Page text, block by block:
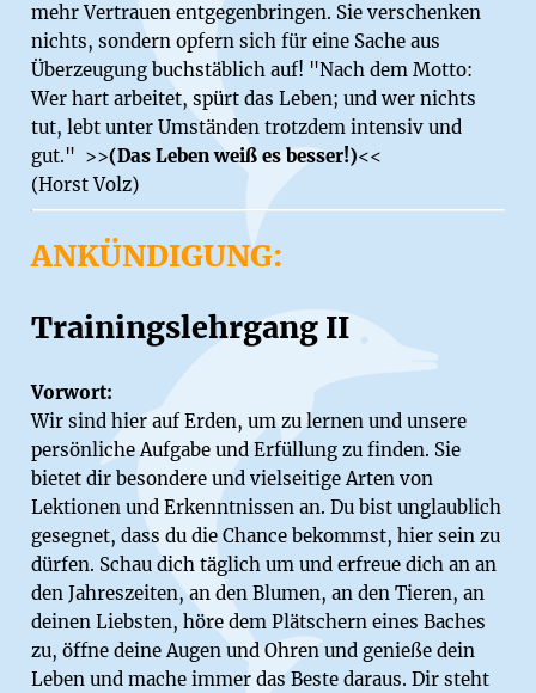
mehr Vertrauen entgegenbringen. Sie verschenken
nichts, sondern opfern sich für eine Sache aus
Überzeugung buchstäblich auf! "Nach dem Motto:
Wer hart arbeitet, spürt das Leben; und wer nichts
tut, lebt unter Umständen trotzdem intensiv und
gut." >>(Das Leben weiß es besser!)<<
(Horst Volz)
ANKÜNDIGUNG:
Trainingslehrgang II
Vorwort:
Wir sind hier auf Erden, um zu lernen und unsere
persönliche Aufgabe und Erfüllung zu finden. Sie
bietet dir besondere und vielseitige Arten von
Lektionen und Erkenntnissen an. Du bist unglaublich
gesegnet, dass du die Chance bekommst, hier sein zu
dürfen. Schau dich täglich um und erfreue dich an an
den Jahreszeiten, an den Blumen, an den Tieren, an
deinen Liebsten, höre dem Plätschern eines Baches
zu, öffne deine Augen und Ohren und genieße dein
Leben und mache immer das Beste daraus. Dir steht